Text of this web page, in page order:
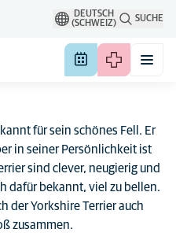
DEUTSCH
(SCHWEIZ)
SUCHE
für sein schönes Fell. Er
in seiner Persönlichkeit ist
sind clever, neugierig und
dafür bekannt, viel zu bellen.
der Yorkshire Terrier auch
zusammen.
dazu,
zu
von